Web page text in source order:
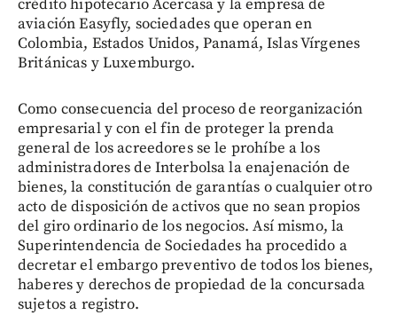
crédito hipotecario Acercasa y la empresa de
aviación Easyfly, sociedades que operan en
Colombia, Estados Unidos, Panamá, Islas Vírgenes
Británicas y Luxemburgo.
Como consecuencia del proceso de reorganización
empresarial y con el fin de proteger la prenda
general de los acreedores se le prohíbe a los
administradores de Interbolsa la enajenación de
bienes, la constitución de garantías o cualquier otro
acto de disposición de activos que no sean propios
del giro ordinario de los negocios. Así mismo, la
Superintendencia de Sociedades ha procedido a
decretar el embargo preventivo de todos los bienes,
haberes y derechos de propiedad de la concursada
sujetos a registro.